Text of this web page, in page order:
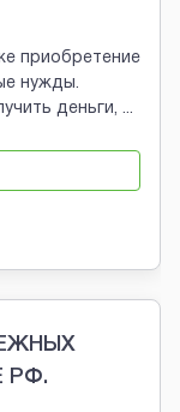
приобретение
нужды.
деньги, ...
РФ.